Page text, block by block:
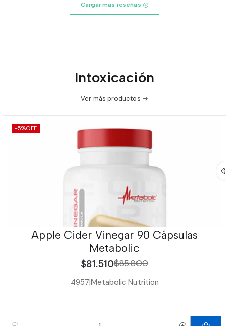
Cargar más reseñas
Intoxicación
Ver más productos
-5%OFF
Apple Cider Vinegar 90 Cápsulas
Metabolic
$81.510$85.800
4957|Metabolic Nutrition